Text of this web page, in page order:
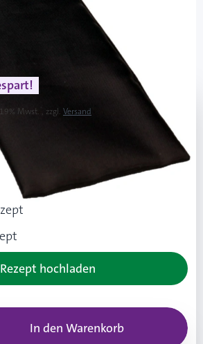
Mwst. , zzgl. Versand
Rezept hochladen
In den Warenkorb